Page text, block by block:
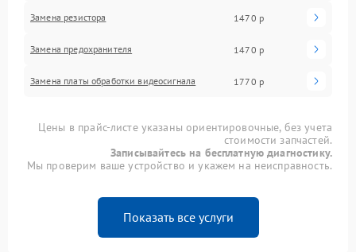
Замена резистора 1470 р
Замена предохранителя 1470 р
Замена платы обработки видеосигнала 1770 р
Цены в прайс-листе указаны ориентировочные, без учета
стоимости запчастей.
Записывайтесь на бесплатную диагностику.
Мы проверим ваше устройство и укажем на неисправность.
Показать все услуги